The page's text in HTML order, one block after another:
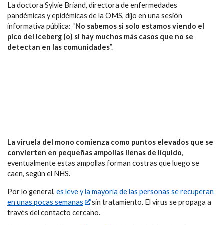
La doctora Sylvie Briand, directora de enfermedades
pandémicas y epidémicas de la OMS, dijo en una sesión
informativa pública: “No sabemos si solo estamos viendo el
pico del iceberg (o) si hay muchos más casos que no se
detectan en las comunidades”.
La viruela del mono comienza como puntos elevados que se
convierten en pequeñas ampollas llenas de líquido,
eventualmente estas ampollas forman costras que luego se
caen, según el NHS.
Por lo general, es leve y la mayoría de las personas se recuperan
en unas pocas semanas
sin tratamiento. El virus se propaga a
través del contacto cercano.